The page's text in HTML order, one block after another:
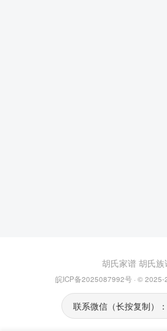
胡氏家谱 胡氏族
皖ICP备2025087992号· © 2025-
联系微信（长按复制）：